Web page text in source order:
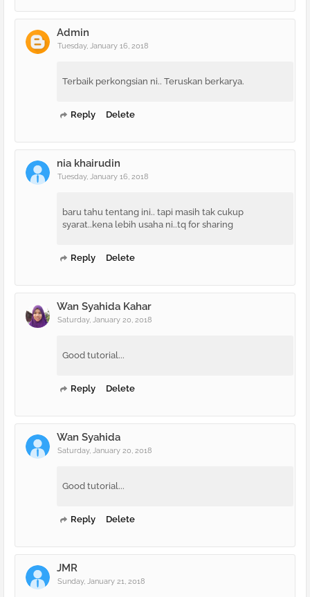
Admin
Tuesday, January 16, 2018
Terbaik perkongsian ni.. Teruskan berkarya.
Reply Delete
nia khairudin
Tuesday, January 16, 2018
baru tahu tentang ini.. tapi masih tak cukup
syarat..kena lebih usaha ni..tq for sharing
Reply Delete
Wan Syahida Kahar
Saturday, January 20, 2018
Good tutorial...
Reply Delete
Wan Syahida
Saturday, January 20, 2018
Good tutorial...
Reply Delete
JMR
Sunday, January 21, 2018